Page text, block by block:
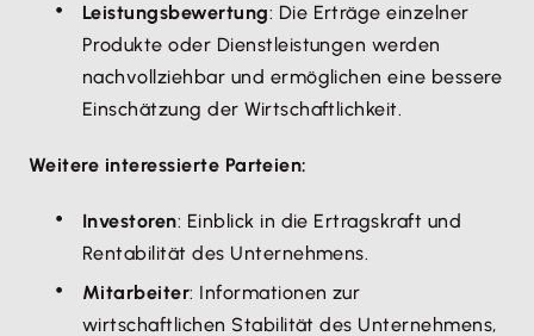
Leistungsbewertung: Die Erträge einzelner
Produkte oder Dienstleistungen werden
nachvollziehbar und ermöglichen eine bessere
Einschätzung der Wirtschaftlichkeit.
Weitere interessierte Parteien:
Investoren: Einblick in die Ertragskraft und
Rentabilität des Unternehmens.
Mitarbeiter: Informationen zur
wirtschaftlichen Stabilität des Unternehmens,